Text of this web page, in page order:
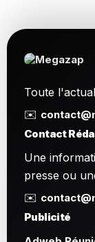
Toute
✉️
Contact
Une
presse ou
✉️
Publicité